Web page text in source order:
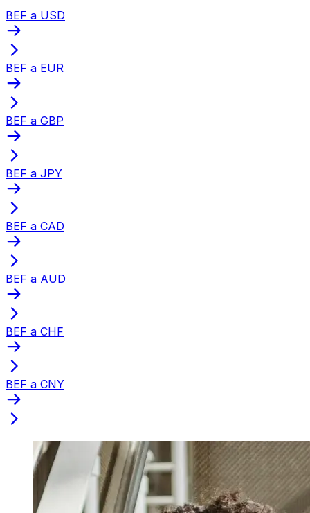
BEF a USD
BEF a EUR
BEF a GBP
BEF a JPY
BEF a CAD
BEF a AUD
BEF a CHF
BEF a CNY